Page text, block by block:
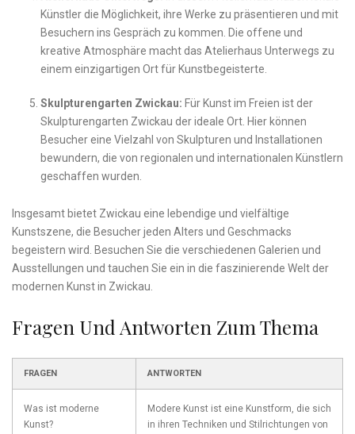
Künstler ⁢die Möglichkeit, ihre Werke zu präsentieren und mit
Besuchern ins Gespräch zu kommen.⁣ Die‌ offene und ​
kreative Atmosphäre‍ macht das Atelierhaus Unterwegs zu
einem einzigartigen Ort für Kunstbegeisterte.
Skulpturengarten Zwickau: Für Kunst im ⁢Freien ist der‌
Skulpturengarten ‍Zwickau der ideale Ort. ‌Hier können‍
Besucher ⁣eine ⁣Vielzahl von Skulpturen und ‌Installationen
bewundern, die von regionalen ‍und‍ internationalen Künstlern
geschaffen ‍wurden.
Insgesamt bietet Zwickau ‌eine lebendige⁤ und vielfältige
Kunstszene, die Besucher jeden Alters und Geschmacks⁢
begeistern ⁢wird. Besuchen ⁤Sie die verschiedenen Galerien und
⁣Ausstellungen und ⁤tauchen Sie⁤ ein in ​die⁤ faszinierende ⁣Welt der
modernen Kunst in Zwickau.
Fragen​ Und ‌Antworten⁣ Zum Thema
FRAGEN ANTWORTEN
Was ist‌ moderne
Kunst?
Modere Kunst ⁤ist⁢ eine Kunstform, die sich⁢
in ‌ihren Techniken und‌ Stilrichtungen von